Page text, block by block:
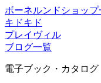
ボーネルンドショップ
キドキド
プレイヴィル
ブログ一覧
電子ブック・カタログ